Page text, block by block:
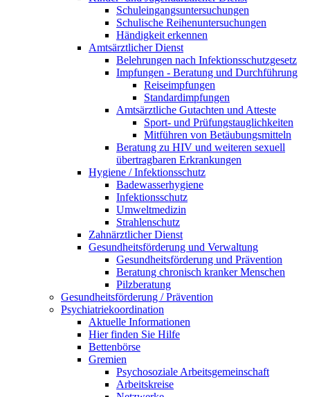
Schuleingangsuntersuchungen
Schulische Reihenuntersuchungen
Händigkeit erkennen
Amtsärztlicher Dienst
Belehrungen nach Infektionsschutzgesetz
Impfungen - Beratung und Durchführung
Reiseimpfungen
Standardimpfungen
Amtsärztliche Gutachten und Atteste
Sport- und Prüfungstauglichkeiten
Mitführen von Betäubungsmitteln
Beratung zu HIV und weiteren sexuell
übertragbaren Erkrankungen
Hygiene / Infektionsschutz
Badewasserhygiene
Infektionsschutz
Umweltmedizin
Strahlenschutz
Zahnärztlicher Dienst
Gesundheitsförderung und Verwaltung
Gesundheitsförderung und Prävention
Beratung chronisch kranker Menschen
Pilzberatung
Gesundheits­förderung / Prävention
Psychiatriekoordination
Aktuelle Informationen
Hier finden Sie Hilfe
Bettenbörse
Gremien
Psychosoziale Arbeits­gemeinschaft
Arbeitskreise